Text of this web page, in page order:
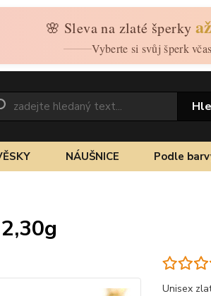
🌸 Sleva na zlaté šperky
Vyberte si svůj šperk
NÁUŠNICE Podle
Unisex